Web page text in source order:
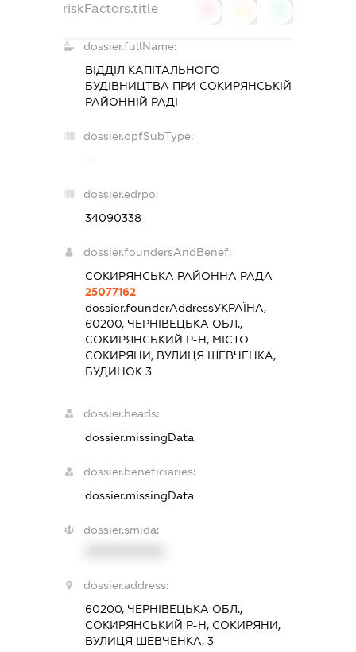
riskFactors.title
dossier.fullName:
ВІДДІЛ КАПІТАЛЬНОГО
БУДІВНИЦТВА ПРИ СОКИРЯНСЬКІЙ
РАЙОННІЙ РАДІ
dossier.opfSubType:
-
dossier.edrpo:
34090338
dossier.foundersAndBenef:
СОКИРЯНСЬКА РАЙОННА РАДА
25077162
dossier.founderAddressУКРАЇНА,
60200, ЧЕРНІВЕЦЬКА ОБЛ.,
СОКИРЯНСЬКИЙ Р-Н, МІСТО
СОКИРЯНИ, ВУЛИЦЯ ШЕВЧЕНКА,
БУДИНОК 3
dossier.heads:
dossier.missingData
dossier.beneficiaries:
dossier.missingData
dossier.smida:
dossier.address:
60200, ЧЕРНІВЕЦЬКА ОБЛ.,
СОКИРЯНСЬКИЙ Р-Н, СОКИРЯНИ,
ВУЛИЦЯ ШЕВЧЕНКА, 3